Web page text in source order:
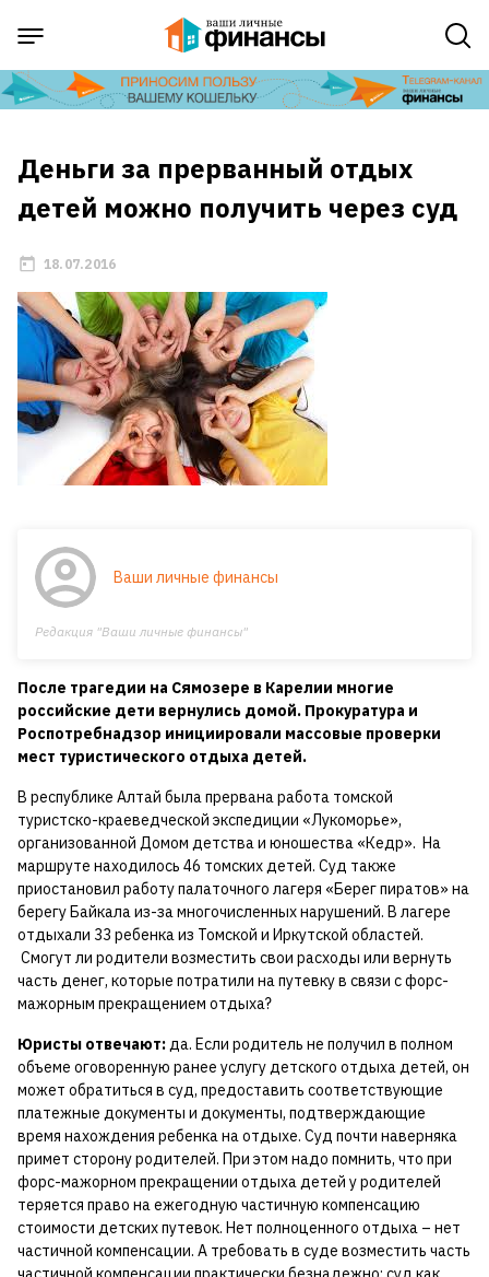
Деньги за прерванный отдых
детей можно получить через суд
18.07.2016
Ваши личные финансы
Редакция "Ваши личные финансы"
После трагедии на Сямозере в Карелии многие
российские дети вернулись домой. Прокуратура и
Роспотребнадзор инициировали массовые проверки
мест туристического отдыха детей.
В республике Алтай была прервана работа томской
туристско-краеведческой экспедиции «Лукоморье»,
организованной Домом детства и юношества «Кедр». На
маршруте находилось 46 томских детей. Суд также
приостановил работу палаточного лагеря «Берег пиратов» на
берегу Байкала из-за многочисленных нарушений. В лагере
отдыхали 33 ребенка из Томской и Иркутской областей.
Смогут ли родители возместить свои расходы или вернуть
часть денег, которые потратили на путевку в связи с форс-
мажорным прекращением отдыха?
Юристы отвечают:да. Если родитель не получил в полном
объеме оговоренную ранее услугу детского отдыха детей, он
может обратиться в суд, предоставить соответствующие
платежные документы и документы, подтверждающие
время нахождения ребенка на отдыхе. Суд почти наверняка
примет сторону родителей. При этом надо помнить, что при
форс-мажорном прекращении отдыха детей у родителей
теряется право на ежегодную частичную компенсацию
стоимости детских путевок. Нет полноценного отдыха – нет
частичной компенсации. А требовать в суде возместить часть